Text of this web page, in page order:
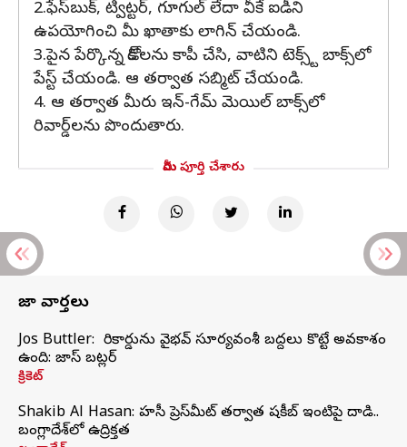
2.ఫేస్‌బుక్, ట్విట్టర్, గూగుల్ లేదా వీకే ఐడీని
ఉపయోగించి మీ ఖాతాకు లాగిన్ చేయండి.
3.పైన పేర్కొన్న కోడ్‌లను కాపీ చేసి, వాటిని టెక్స్ట్ బాక్స్‌లో
పేస్ట్ చేయండి. ఆ తర్వాత సబ్మిట్ చేయండి.
4. ఆ తర్వాత మీరు ఇన్-గేమ్ మెయిల్ బాక్స్‌లో
రివార్డ్‌లను పొందుతారు.
మీరు పూర్తి చేశారు
తాజా వార్తలు
Jos Buttler: నా రికార్డును వైభవ్ సూర్యవంశీ బద్దలు కొట్టే అవకాశం
ఉంది: జాస్ బట్లర్
క్రికెట్
Shakib Al Hasan: హసీనా ప్రెస్‌మీట్‌ తర్వాత షకీబ్‌ ఇంటిపై దాడి..
బంగ్లాదేశ్‌లో ఉద్రిక్తత